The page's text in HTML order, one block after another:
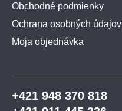
Obchodné podmienky
Ochrana osobných údajov
Moja objednávka
+421 948 370 818